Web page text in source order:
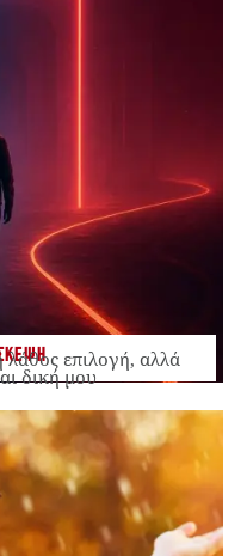
επιλογή, αλλά
δική μου